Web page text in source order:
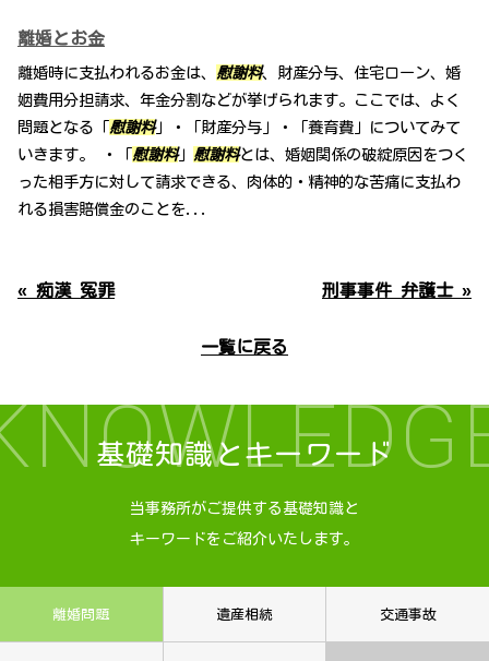
離婚とお金
離婚時に支払われるお金は、 慰謝料、財産分与、住宅ローン、婚
姻費用分担請求、年金分割などが挙げられます。ここでは、よく
問題となる「 慰謝料」・「財産分与」・「養育費」についてみて
いきます。 ・「 慰謝料」 慰謝料とは、婚姻関係の破綻原因をつく
った相手方に対して請求できる、肉体的・精神的な苦痛に支払わ
れる損害賠償金のことを...
« 痴漢 冤罪 刑事事件 弁護士 »
一覧に戻る
基礎知識とキーワード
当事務所がご提供する基礎知識と
キーワードをご紹介いたします。
離婚問題 遺産相続 交通事故